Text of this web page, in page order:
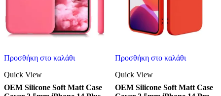
Προσθήκη στο καλάθι
Quick View
OEM Silicone Soft Matt Case
Προσθήκη στο καλάθι
Quick View
OEM Silicone Soft Matt Case